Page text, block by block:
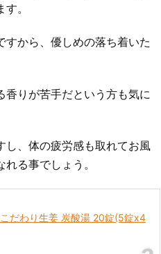
。
から、優しめの落ち着いた
香りが苦手だという方も気に
し、体の疲労感も取れてお風
る事でしょう。
だわり生姜 炭酸湯 20錠(5錠x4